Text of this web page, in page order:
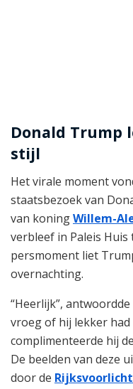
Donald
stijl
Het virale moment
staatsbezoek van
van koningWillem-
verbleef in Paleis Huis
persmoment liet
overnachting.
“Heerlijk”,
vroeg of hij lekker had
complimenteerde hij
De beelden van deze
door de